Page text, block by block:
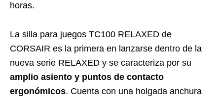
horas.
La silla para juegos TC100 RELAXED de
CORSAIR es la primera en lanzarse dentro de la
nueva serie RELAXED y se caracteriza por su
amplio asiento y puntos de contacto
ergonómicos. Cuenta con una holgada anchura